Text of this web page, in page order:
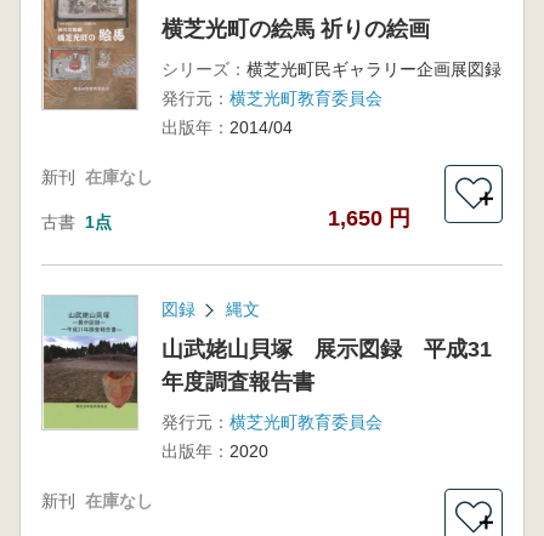
横芝光町の絵馬 祈りの絵画
シリーズ： 横芝光町民ギャラリー企画展図録
発行元： 横芝光町教育委員会
出版年： 2014/04
新刊 在庫なし
古書 1点 1,650 円
＋
図録 縄文
山武姥山貝塚 展示図録 平成31
年度調査報告書
発行元： 横芝光町教育委員会
出版年： 2020
新刊 在庫なし
＋